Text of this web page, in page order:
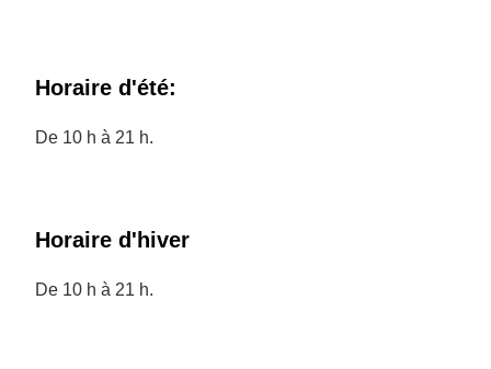
Horaire d'été:
De 10 h à 21 h.
Horaire d'hiver
De 10 h à 21 h.